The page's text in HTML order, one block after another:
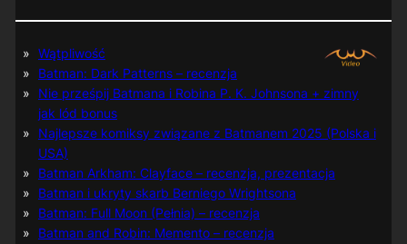
Wątpliwość
Batman: Dark Patterns – recenzja
Nie prześpij Batmana i Robina P. K. Johnsona + zimny
jak lód bonus
Najlepsze komiksy związane z Batmanem 2025 (Polska i
USA)
Batman Arkham: Clayface – recenzja, prezentacja
Batman i ukryty skarb Berniego Wrightsona
Batman: Full Moon (Pełnia) – recenzja
Batman and Robin: Memento – recenzja